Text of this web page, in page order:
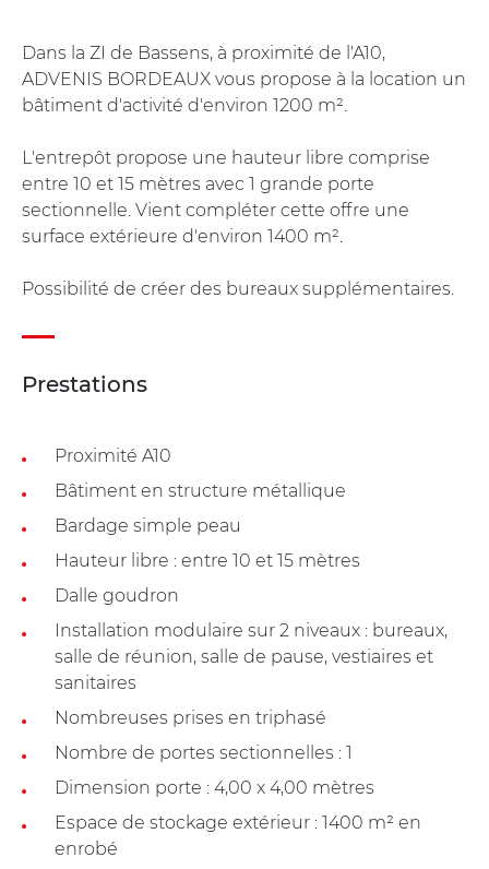
Dans la ZI de Bassens, à proximité de l'A10,
ADVENIS BORDEAUX vous propose à la location un
bâtiment d'activité d'environ 1200 m².
L'entrepôt propose une hauteur libre comprise
entre 10 et 15 mètres avec 1 grande porte
sectionnelle. Vient compléter cette offre une
surface extérieure d'environ 1400 m².
Possibilité de créer des bureaux supplémentaires.
Prestations
Proximité A10
Bâtiment en structure métallique
Bardage simple peau
Hauteur libre : entre 10 et 15 mètres
Dalle goudron
Installation modulaire sur 2 niveaux : bureaux,
salle de réunion, salle de pause, vestiaires et
sanitaires
Nombreuses prises en triphasé
Nombre de portes sectionnelles : 1
Dimension porte : 4,00 x 4,00 mètres
Espace de stockage extérieur : 1400 m² en
enrobé